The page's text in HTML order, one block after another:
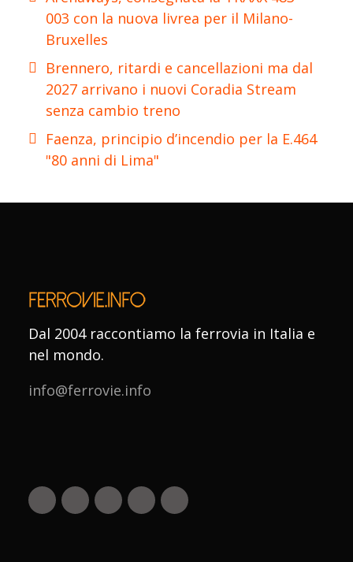
003 con la nuova livrea per il Milano-
Bruxelles
Brennero, ritardi e cancellazioni ma dal
2027 arrivano i nuovi Coradia Stream
senza cambio treno
Faenza, principio d’incendio per la E.464
"80 anni di Lima"
Dal 2004 raccontiamo la ferrovia in Italia e
nel mondo.
info@ferrovie.info